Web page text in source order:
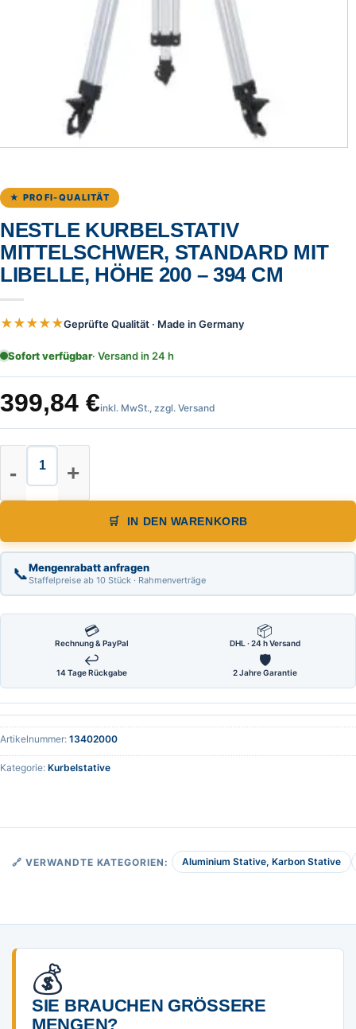
★ PROFI-QUALITÄT
NESTLE KURBELSTATIV
MITTELSCHWER, STANDARD MIT
LIBELLE, HÖHE 200 – 394 CM
★★★★★Geprüfte Qualität · Made in Germany
Sofort verfügbar· Versand in 24 h
399,84 €inkl. MwSt., zzgl. Versand
Nestle Kurbelstativ mittelschwer,
IN DEN WARENKORB
📞Mengenrabatt anfragen
Staffelpreise ab 10 Stück · Rahmenverträge
💳
Rechnung & PayPal
📦
DHL · 24 h Versand
↩
14 Tage Rückgabe
🛡
2 Jahre Garantie
Artikelnummer: 13402000
Kategorie: Kurbelstative
🔗 VERWANDTE KATEGORIEN: Aluminium Stative, Karbon Stative
💰
SIE BRAUCHEN GRÖSSERE M
ENGEN?